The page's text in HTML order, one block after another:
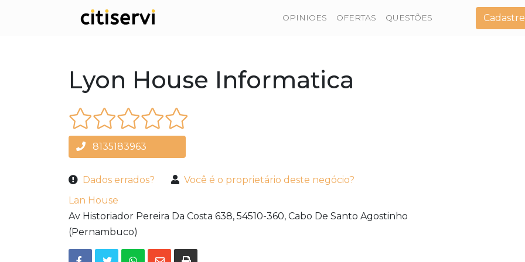
OPINIOES OFERTAS QUESTÕES
Lyon House Informatica
8135183963
Dados errados?
Você é o proprietário deste negócio?
Lan House
Av Historiador Pereira Da Costa 638, 54510-360, Cabo De Santo Agostinho
(Pernambuco)